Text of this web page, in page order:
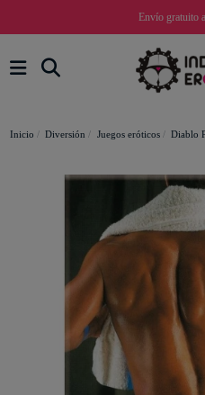
Envío gratuito
Inicio Diversión Juegos eróticos Diablo